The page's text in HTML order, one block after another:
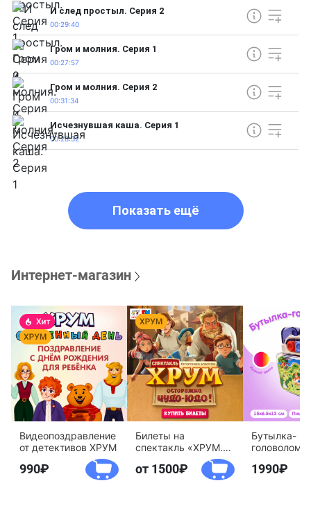
И след простыл. Серия 2
00:29:40
Гром и молния. Серия 1
00:27:57
Гром и молния. Серия 2
00:31:34
Исчезнувшая каша. Серия 1
00:28:32
Показать ещё
Интернет-магазин
Видеопоздравление
от детективов ХРУМ
990
Билеты на
спектакль «ХРУМ.
Осторожно, Чудо-
Юдо!»
от 1500
Бутылка-
агентство
1990